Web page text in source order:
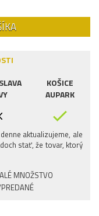
KOŠICE
AUPARK
aktualizujeme, ale
stať, že tovar, ktorý
MNOŽSTVO